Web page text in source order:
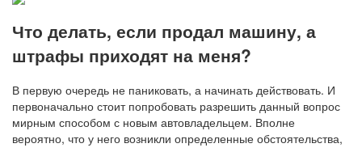
Что делать, если продал машину, а
штрафы приходят на меня?
В первую очередь не паниковать, а начинать действовать. И
первоначально стоит попробовать разрешить данный вопрос
мирным способом с новым автовладельцем. Вполне
вероятно, что у него возникли определенные обстоятельства,